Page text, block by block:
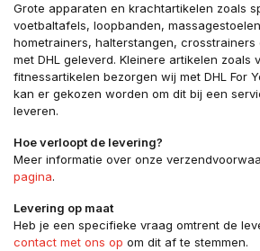
Grote apparaten en krachtartikelen zoals
voetbaltafels, loopbanden,
hometrainers, halterstangen,
met DHL geleverd. Kleinere artikelen zoals
fitnessartikelen bezorgen wij met DHL For
kan er gekozen worden om dit bij een
leveren.
Hoe verloopt de levering?
Meer informatie over onze
pagina.
Levering op maat
Heb je een specifieke vraag omtrent de
contact met ons op om dit af te stemmen.